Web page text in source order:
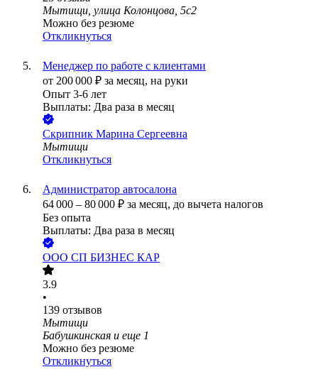
Мытищи, улица Колонцова, 5с2
Можно без резюме
Откликнуться
Менеджер по работе с клиентами
от 200 000 ₽ за месяц, на руки
Опыт 3-6 лет
Выплаты: Два раза в месяц
Скрипник Марина Сергеевна
Мытищи
Откликнуться
Администратор автосалона
64 000 – 80 000 ₽ за месяц, до вычета налогов
Без опыта
Выплаты: Два раза в месяц
ООО СП БИЗНЕС КАР
3.9
•
139 отзывов
Мытищи
Бабушкинская и еще 1
Можно без резюме
Откликнуться